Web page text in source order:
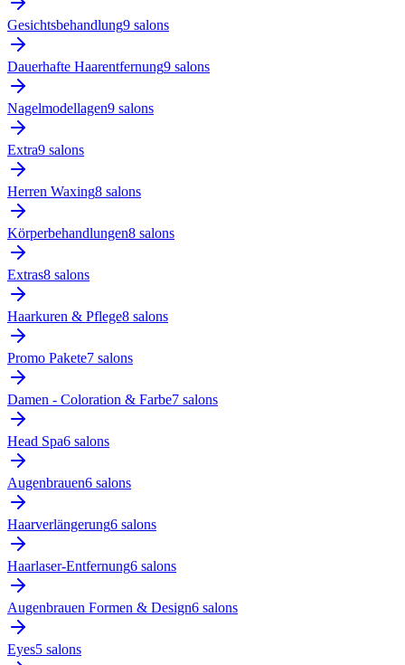
Gesichtsbehandlung9 salons
Dauerhafte Haarentfernung9 salons
Nagelmodellagen9 salons
Extra9 salons
Herren Waxing8 salons
Körperbehandlungen8 salons
Extras8 salons
Haarkuren & Pflege8 salons
Promo Pakete7 salons
Damen - Coloration & Farbe7 salons
Head Spa6 salons
Augenbrauen6 salons
Haarverlängerung6 salons
Haarlaser-Entfernung6 salons
Augenbrauen Formen & Design6 salons
Eyes5 salons